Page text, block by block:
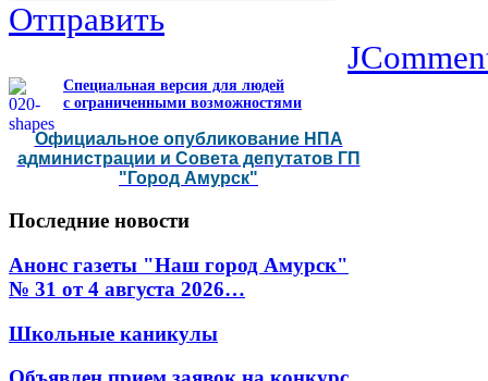
Отправить
Специальная версия для людей
с ограниченными возможностями
Официальное опубликование НПА
администрации и Совета депутатов ГП
"Город Амурск"
Последние новости
Анонс газеты "Наш город Амурск"
№ 31 от 4 августа 2026…
Школьные каникулы